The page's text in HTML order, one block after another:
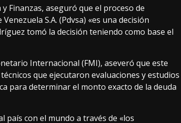
Finanzas, aseguró que el proceso de
S.A. (Pdvsa) «es una decisión
tomó la decisión teniendo como base el
Internacional (FMI), aseveró que este
que ejecutaron evaluaciones y estudios
para determinar el monto exacto de la deuda
país con el mundo a través de «los